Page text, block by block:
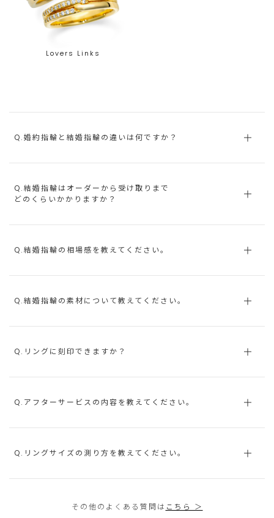
Lovers Links
Q.婚約指輪と結婚指輪の違いは何ですか？
Q.結婚指輪はオーダーから受け取りまで
どのくらいかかりますか？
Q.結婚指輪の相場感を教えてください。
Q.結婚指輪の素材について教えてください。
Q.リングに刻印できますか？
Q.アフターサービスの内容を教えてください。
Q.リングサイズの測り方を教えてください。
その他のよくある質問は こちら ＞